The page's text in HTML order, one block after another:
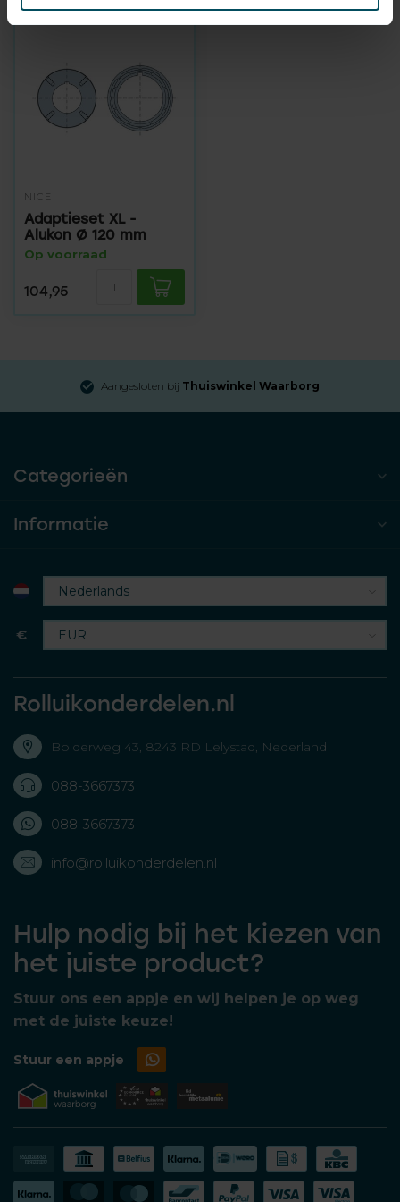
NICE
Adaptieset XL -
Alukon Ø 120 mm
Op voorraad
104,95
Aangesloten bij Thuiswinkel Waarborg
Categorieën
Informatie
€
Rolluikonderdelen.nl
Bolderweg 43, 8243 RD Lelystad, Nederland
088-3667373
088-3667373
info@rolluikonderdelen.nl
Hulp nodig bij het kiezen van
het juiste product?
Stuur ons een appje en wij helpen je op weg
met de juiste keuze!
Stuur een appje